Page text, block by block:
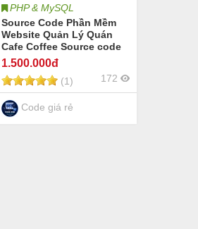
PHP & MySQL
Source Code Phần Mềm
Website Quản Lý Quán
Cafe Coffee Source code
phù hợp cho quán cafe
Coffee trà sữa đồ uống
nước trái cây cà phê nhà
hàng quán ăn nhỏ Đặt
Bàn Đặt Món POS bán
hàng coffee
1.500.000đ
(1) 172
Code giá rẻ